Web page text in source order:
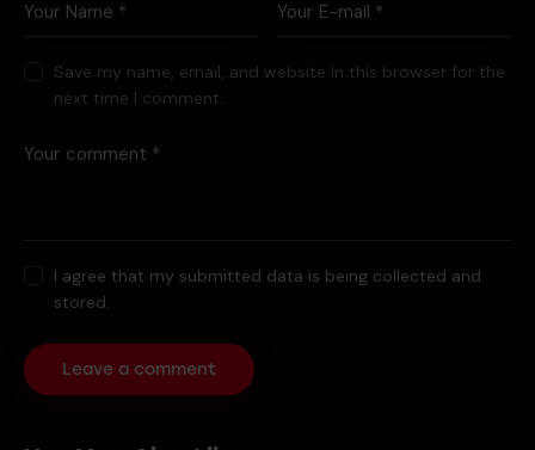
Save my name, email, and website in this browser for the
next time I comment.
I agree that my submitted data is being collected and
stored.